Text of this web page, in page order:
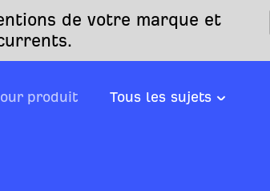
de votre marque et
produit Tous les sujets